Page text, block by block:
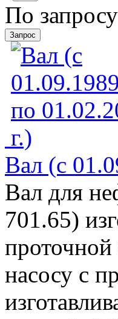
По запросу
Вал (с
Вал для
701.65)
проточной
насосу с